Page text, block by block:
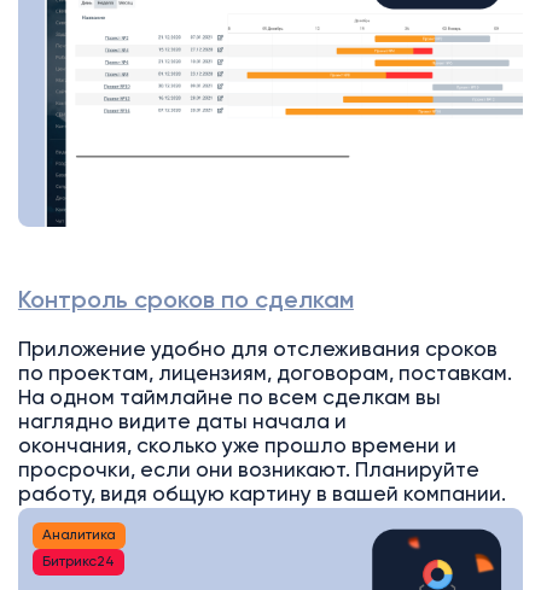
Контроль сроков по сделкам
Приложение удобно для отслеживания сроков
по проектам, лицензиям, договорам, поставкам.
На одном таймлайне по всем сделкам вы
наглядно видите даты начала и
окончания, сколько уже прошло времени и
просрочки, если они возникают. Планируйте
работу, видя общую картину в вашей компании.
Аналитика
Битрикс24